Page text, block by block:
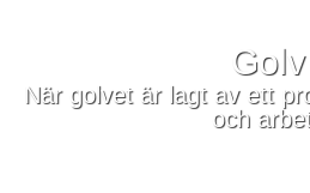
Golv
När golvet är lagt av ett
och